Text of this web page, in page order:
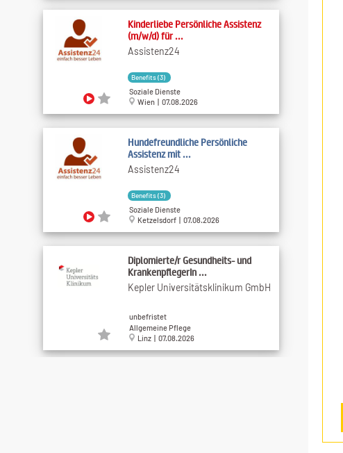
Kinderliebe Persönliche Assistenz
(m/w/d) für ...
Assistenz24
Benefits (3)
Soziale Dienste
Wien | 07.08.2026
Hundefreundliche Persönliche
Assistenz mit ...
Assistenz24
Benefits (3)
Soziale Dienste
Ketzelsdorf | 07.08.2026
Diplomierte/r Gesundheits- und
KrankenpflegerIn ...
Kepler Universitätsklinikum GmbH
unbefristet
Allgemeine Pflege
Linz | 07.08.2026